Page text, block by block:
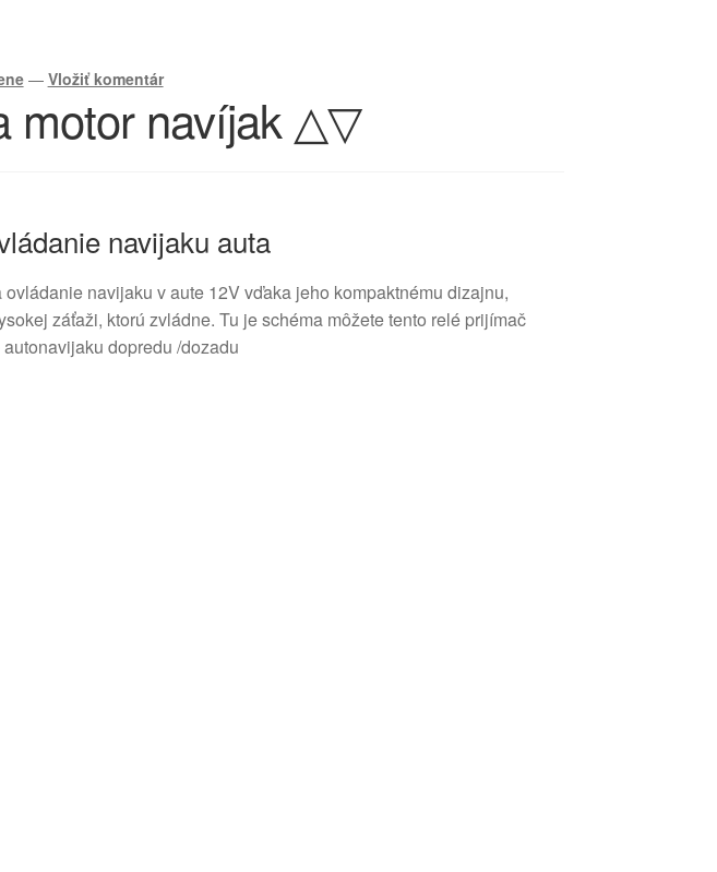
— Vložiť komentár
motor navíjak △▽
navijaku auta
navijaku v aute 12V vďaka jeho kompaktnému dizajnu,
záťaži, ktorú zvládne. Tu je schéma môžete tento relé prijímač
dopredu /dozadu